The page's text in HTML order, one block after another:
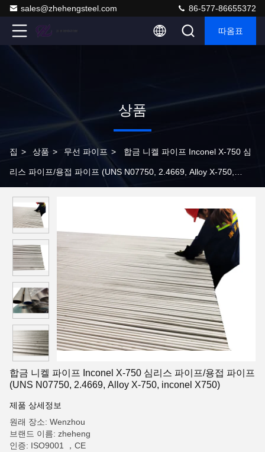
sales@zhehengsteel.com 86-577-86655372
따옴표
상품
집 > 상품 > 무선 파이프 > 합금 니켈 파이프 Inconel X-750 심
리스 파이프/용접 파이프 (UNS N07750, 2.4669, Alloy X-750,
합금 니켈 파이프 Inconel X-750 심리스 파이프/용접 파이프
(UNS N07750, 2.4669, Alloy X-750, inconel X750)
제품 상세정보
원래 장소: Wenzhou
브랜드 이름: zheheng
인증: ISO9001 ，CE